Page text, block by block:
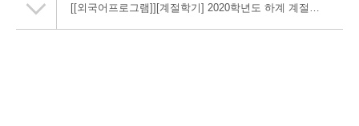
[[외국어프로그램]] [계절학기] 2020학년도 하계 계절수업 지원신청